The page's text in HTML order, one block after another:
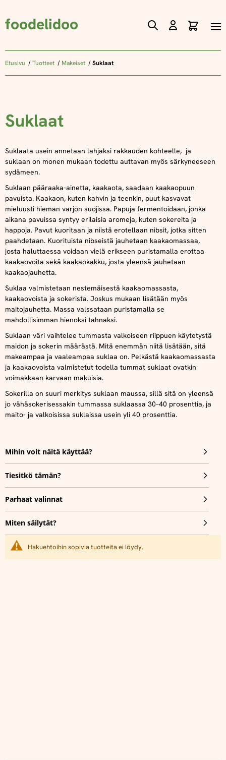
foodelidoo
Skip
Content
Etusivu Tuotteet Makeiset Suklaat
Suklaat
Suklaata usein annetaan lahjaksi rakkauden kohteelle, ja
suklaan on monen mukaan todettu auttavan myös särkyneeseen
sydämeen.
Suklaan pääraaka-ainetta, kaakaota, saadaan kaakaopuun
pavuista. Kaakaon, kuten kahvin ja teenkin, puut kasvavat
mieluusti hieman varjon suojissa. Papuja fermentoidaan, jonka
aikana pavuissa syntyy erilaisia aromeja, kuten sokereita ja
happoja. Pavut kuoritaan ja niistä erotellaan nibsit, jotka sitten
paahdetaan. Kuorituista nibseistä jauhetaan kaakaomassaa,
josta haluttaessa voidaan vielä erikseen puristamalla erottaa
kaakaovoita sekä kaakaokakku, josta yleensä jauhetaan
kaakaojauhetta.
Suklaa valmistetaan nestemäisestä kaakaomassasta,
kaakaovoista ja sokerista. Joskus mukaan lisätään myös
maitojauhetta. Massa valssataan puristamalla se
mahdollisimman hienoksi tahnaksi.
Suklaan väri vaihtelee tummasta valkoiseen riippuen käytetystä
maidon ja sokerin määrästä. Mitä enemmän niitä lisätään, sitä
makeampaa ja vaaleampaa suklaa on. Pelkästä kaakaomassasta
ja kaakaovoista valmistetut todella tummat suklaat ovatkin
voimakkaan karvaan makuisia.
Sokerilla on suuri merkitys suklaan maussa, sillä sitä on yleensä
jo vähäsokerisessakin tummassa suklaassa 30–40 prosenttia, ja
maito- ja valkoisissa suklaissa usein yli 40 prosenttia.
Mihin voit näitä käyttää?
Tiesitkö tämän?
Parhaat valinnat
Miten säilytät?
Hakuehtoihin sopivia tuotteita ei löydy.